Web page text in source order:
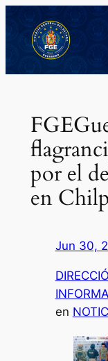
Saltar
al
contenido
por el
en
Jun 30,
en